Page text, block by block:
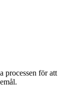
processen för